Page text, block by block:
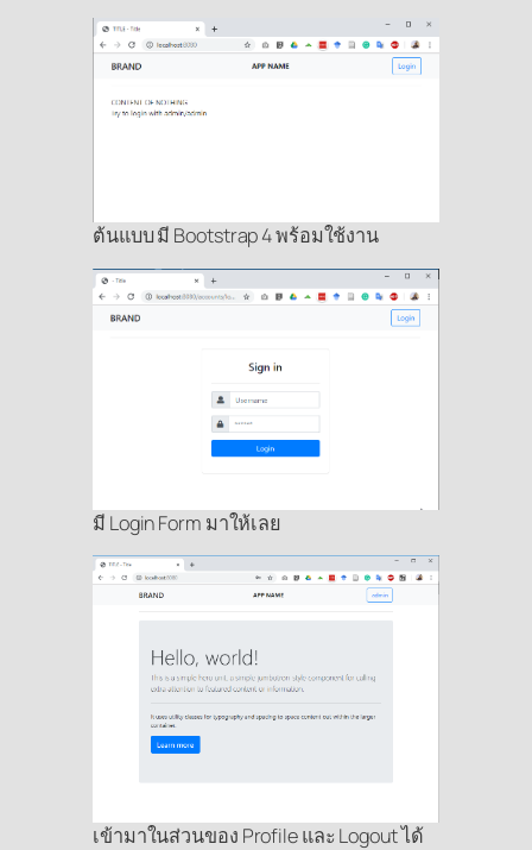
ต้นแบบ มี Bootstrap 4 พร้อมใช้งาน
มี Login Form มาให้เลย
เข้ามาในส่วนของ Profile และ Logout ได้